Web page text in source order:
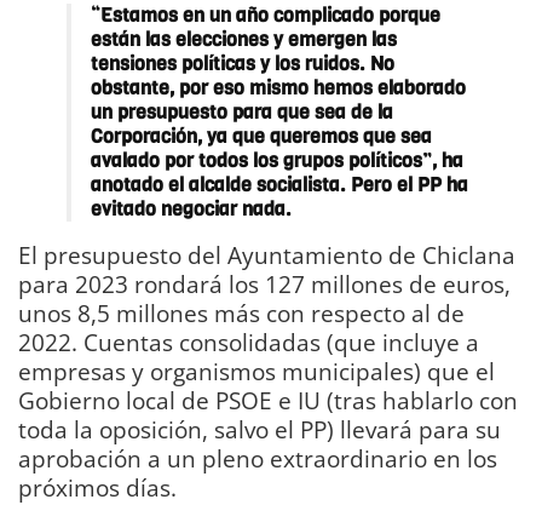
“Estamos en un año complicado porque
están las elecciones y emergen las
tensiones políticas y los ruidos. No
obstante, por eso mismo hemos elaborado
un presupuesto para que sea de la
Corporación, ya que queremos que sea
avalado por todos los grupos políticos”, ha
anotado el alcalde socialista. Pero el PP ha
evitado negociar nada.
El presupuesto del Ayuntamiento de Chiclana
para 2023 rondará los 127 millones de euros,
unos 8,5 millones más con respecto al de
2022. Cuentas consolidadas (que incluye a
empresas y organismos municipales) que el
Gobierno local de PSOE e IU (tras hablarlo con
toda la oposición, salvo el PP) llevará para su
aprobación a un pleno extraordinario en los
próximos días.